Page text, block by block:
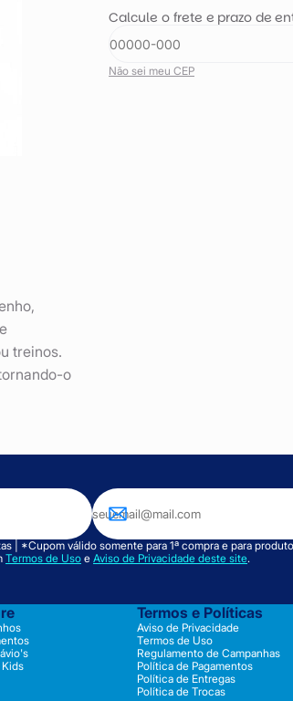
Calcule o frete e prazo de
Não sei meu CEP
treinos.
o
| *Cupom válido somente para 1ª compra e para
Termos de Uso e Aviso de Privacidade deste site.
Kids
Termos e Políticas
Aviso de Privacidade
Termos de Uso
Regulamento de Campanhas
Política de Pagamentos
Política de Entregas
Política de Trocas